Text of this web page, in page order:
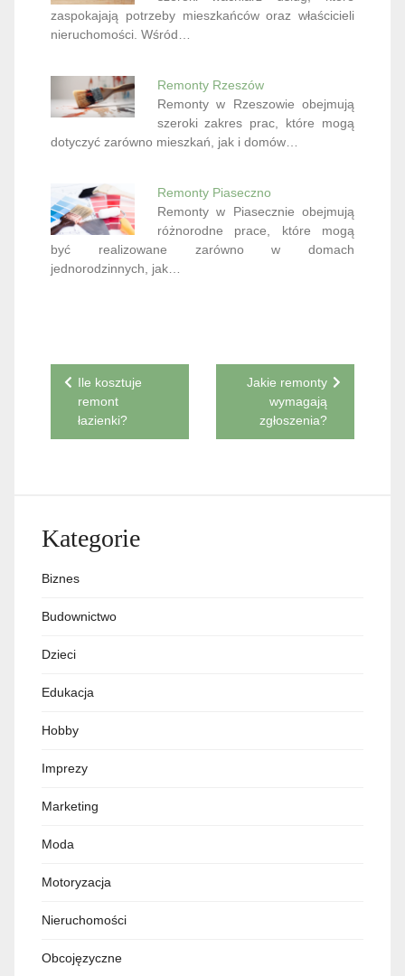
zaspokajają potrzeby mieszkańców oraz właścicieli
nieruchomości. Wśród…
Remonty Rzeszów
Remonty w Rzeszowie obejmują
szeroki zakres prac, które mogą
dotyczyć zarówno mieszkań, jak i domów…
Remonty Piaseczno
Remonty w Piasecznie obejmują
różnorodne prace, które mogą
być realizowane zarówno w domach
jednorodzinnych, jak…
Nawigacja
wpisu
Ile kosztuje
remont
łazienki?
Jakie remonty
wymagają
zgłoszenia?
Kategorie
Biznes
Budownictwo
Dzieci
Edukacja
Hobby
Imprezy
Marketing
Moda
Motoryzacja
Nieruchomości
Obcojęzyczne